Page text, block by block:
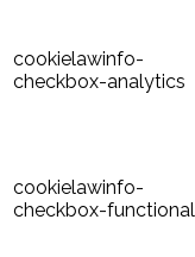
cookielawinfo-
checkbox-analytics
cookielawinfo-
checkbox-functional